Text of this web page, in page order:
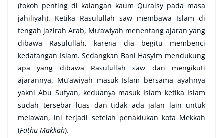
(tokoh penting di kalangan kaum Quraisy pada masa
jahiliyah). Ketika Rasulullah saw membawa Islam di
tengah jazirah Arab, Mu’awiyah menentang ajaran yang
dibawa Rasulullah, karena dia begitu membenci
kedatangan Islam. Sedangkan Bani Hasyim mendukung
apa yang dibawa Rasulullah saw dan mengikuti
ajarannya. Mu’awiyah masuk Islam bersama ayahnya
yakni Abu Sufyan, keduanya masuk Islam ketika Islam
sudah tersebar luas dan tidak ada jalan lain untuk
melawan, ini terjadi setelah penaklukan kota Mekkah
(Fathu Makkah).